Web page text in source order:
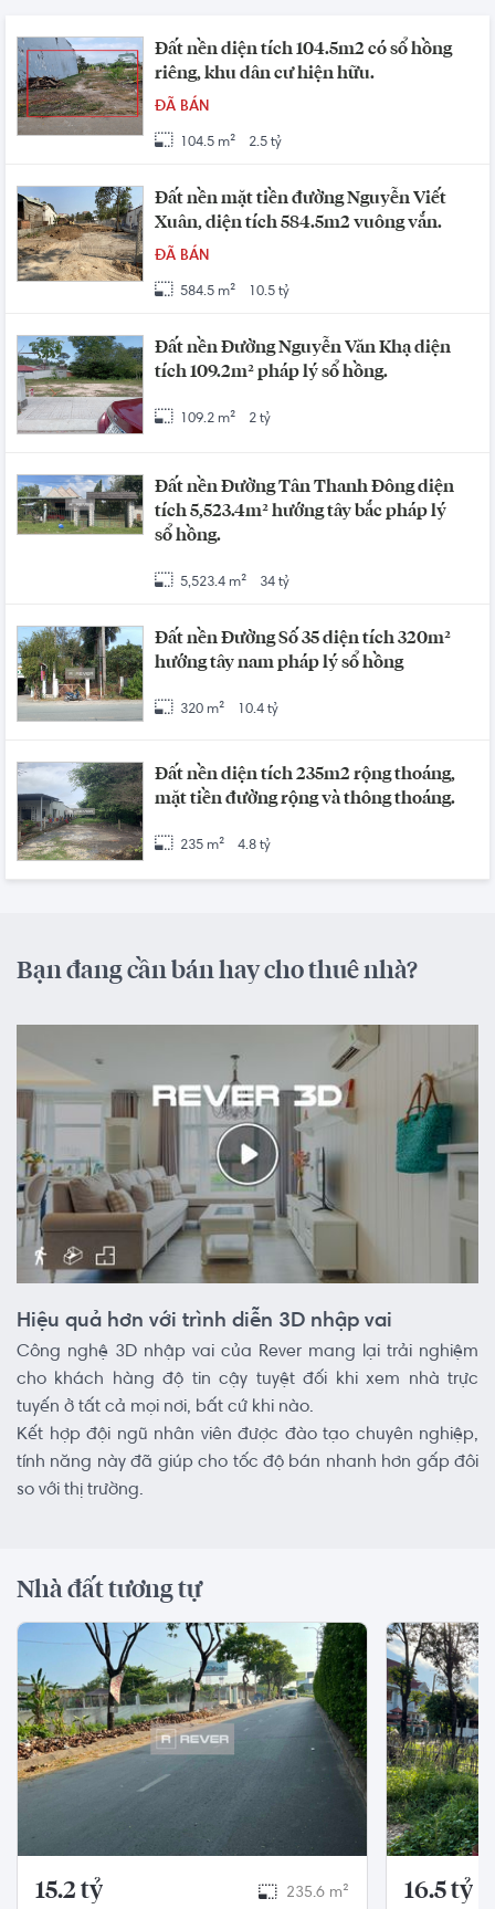
Đất nền diện tích 104.5m2 có sổ hồng
riêng, khu dân cư hiện hữu.
ĐÃ BÁN
104.5 m² 2.5 tỷ
Đất nền mặt tiền đường Nguyễn Viết
Xuân, diện tích 584.5m2 vuông vắn.
ĐÃ BÁN
584.5 m² 10.5 tỷ
Đất nền Đường Nguyễn Văn Khạ diện
tích 109.2m² pháp lý sổ hồng.
109.2 m² 2 tỷ
Đất nền Đường Tân Thanh Đông diện
tích 5,523.4m² hướng tây bắc pháp lý
sổ hồng.
5,523.4 m² 34 tỷ
Đất nền Đường Số 35 diện tích 320m²
hướng tây nam pháp lý sổ hồng
320 m² 10.4 tỷ
Đất nền diện tích 235m2 rộng thoáng,
mặt tiền đường rộng và thông thoáng.
235 m² 4.8 tỷ
Bạn đang cần bán hay cho thuê nhà?
Hiệu quả hơn với trình diễn 3D nhập vai
Công nghệ 3D nhập vai của Rever mang lại trải nghiệm
cho khách hàng độ tin cậy tuyệt đối khi xem nhà trực
tuyến ở tất cả mọi nơi, bất cứ khi nào.
Kết hợp đội ngũ nhân viên được đào tạo chuyên nghiệp,
tính năng này đã giúp cho tốc độ bán nhanh hơn gấp đôi
so với thị trường.
Nhà đất tương tự
15.2 tỷ 235.6 m² 16.5 tỷ